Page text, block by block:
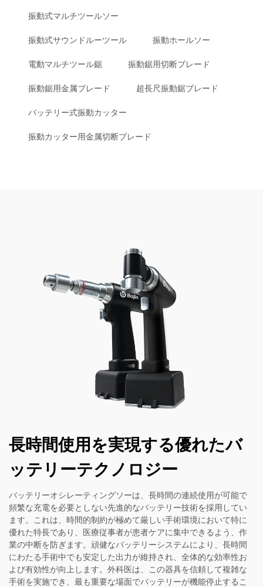
振動式マルチツールソー
振動式サウンドルーツール 振動ホールソー
電動マルチツール鋸 振動鋸用切断ブレード
振動鋸用金属ブレード 超長尺振動鋸ブレード
バッテリー式振動カッター
振動カッター用金属切断ブレード
長時間使用を実現する優れたバ
ッテリーテクノロジー
バッテリーオシレーティングソーは、長時間の連続使用が可能で
頻繁な充電を必要としない先進的なバッテリー技術を採用してい
ます。これは、時間的制約が極めて厳しい手術環境において特に
優れた特長であり、医療従事者が患者ケアに集中できるよう、作
業の中断を防ぎます。頑健なバッテリーシステムにより、長時間
にわたる手術中でも安定した出力が維持され、全体的な効率性お
よび有効性が向上します。外科医は、この器具を信頼して複雑な
手術を実施でき、最も重要な場面でバッテリーが機能停止するこ